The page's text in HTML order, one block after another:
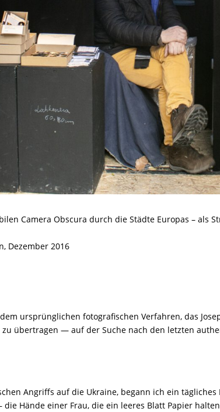
Camera Obscura durch die Städte Europas – als
Dezember 2016
ursprünglichen fotografischen Verfahren, das
übertragen — auf der Suche nach den letzten
Angriffs auf die Ukraine, begann ich ein
Hände einer Frau, die ein leeres Blatt Papier